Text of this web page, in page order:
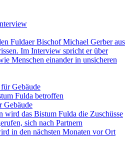
Fuldaer Bischof Michael Gerber aus
Im Interview spricht er über
Menschen einander in unsicheren
Fulda betroffen
Gebäude
wird das Bistum Fulda die Zuschüsse
sich nach Partnern
in den nächsten Monaten vor Ort